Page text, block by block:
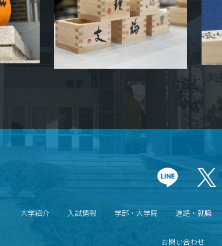
大学紹介 入試情報 学部・大学院 進路・就職
お問い合わせ